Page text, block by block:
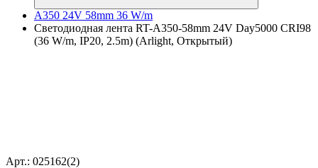
A350 24V 58mm 36 W/m
Светодиодная лента RT-A350-58mm 24V Day5000 CRI98
(36 W/m, IP20, 2.5m) (Arlight, Открытый)
Арт.: 025162(2)